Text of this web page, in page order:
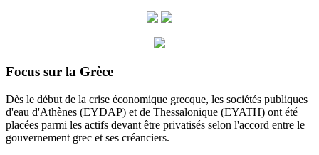
Focus sur la Grèce
Dès le début de la crise économique grecque, les sociétés publiques
d'eau d'Athènes (EYDAP) et de Thessalonique (EYATH) ont été
placées parmi les actifs devant être privatisés selon l'accord entre le
gouvernement grec et ses créanciers.